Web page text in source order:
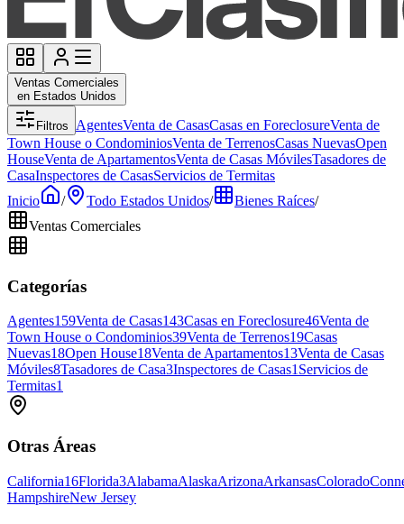
Ventas Comerciales
en Estados Unidos
Filtros AgentesVenta de CasasCasas en ForeclosureVenta de
Town House o CondominiosVenta de TerrenosCasas NuevasOpen
HouseVenta de ApartamentosVenta de Casas MóvilesTasadores de
CasaInspectores de CasasServicios de Termitas
Inicio
/ Todo Estados Unidos/ Bienes Raíces/
Ventas Comerciales
Categorías
Agentes159Venta de Casas143Casas en Foreclosure46Venta de
Town House o Condominios39Venta de Terrenos19Casas
Nuevas18Open House18Venta de Apartamentos13Venta de Casas
Móviles8Tasadores de Casa3Inspectores de Casas1Servicios de
Termitas1
Otras Áreas
California16Florida3AlabamaAlaskaArizonaArkansasColorado
HampshireNew Jersey